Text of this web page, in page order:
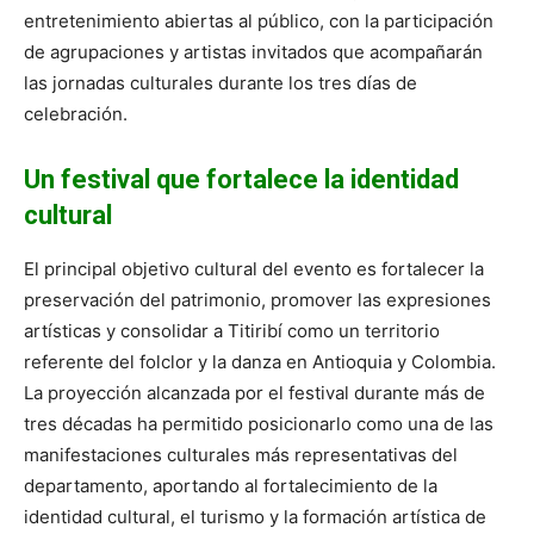
entretenimiento abiertas al público, con la participación
de agrupaciones y artistas invitados que acompañarán
las jornadas culturales durante los tres días de
celebración.
Un festival que fortalece la identidad
cultural
El principal objetivo cultural del evento es fortalecer la
preservación del patrimonio, promover las expresiones
artísticas y consolidar a Titiribí como un territorio
referente del folclor y la danza en Antioquia y Colombia.
La proyección alcanzada por el festival durante más de
tres décadas ha permitido posicionarlo como una de las
manifestaciones culturales más representativas del
departamento, aportando al fortalecimiento de la
identidad cultural, el turismo y la formación artística de